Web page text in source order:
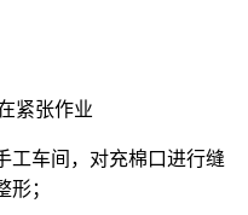
紧张作业
工车间，对充棉口进行缝
；